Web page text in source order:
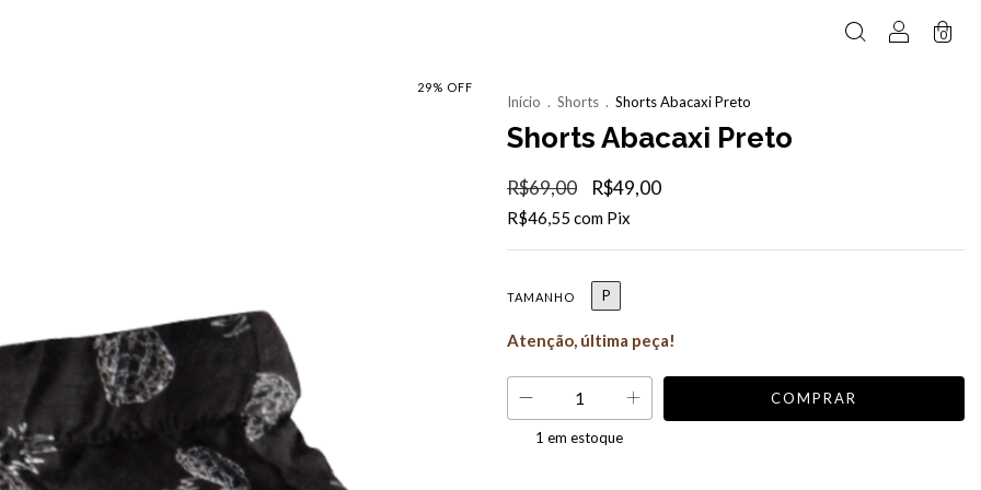
0
29% OFF
Início . Shorts . Shorts Abacaxi Preto
Shorts Abacaxi Preto
R$69,00 R$49,00
R$46,55 com Pix
TAMANHO P
Atenção, última peça!
1 em estoque